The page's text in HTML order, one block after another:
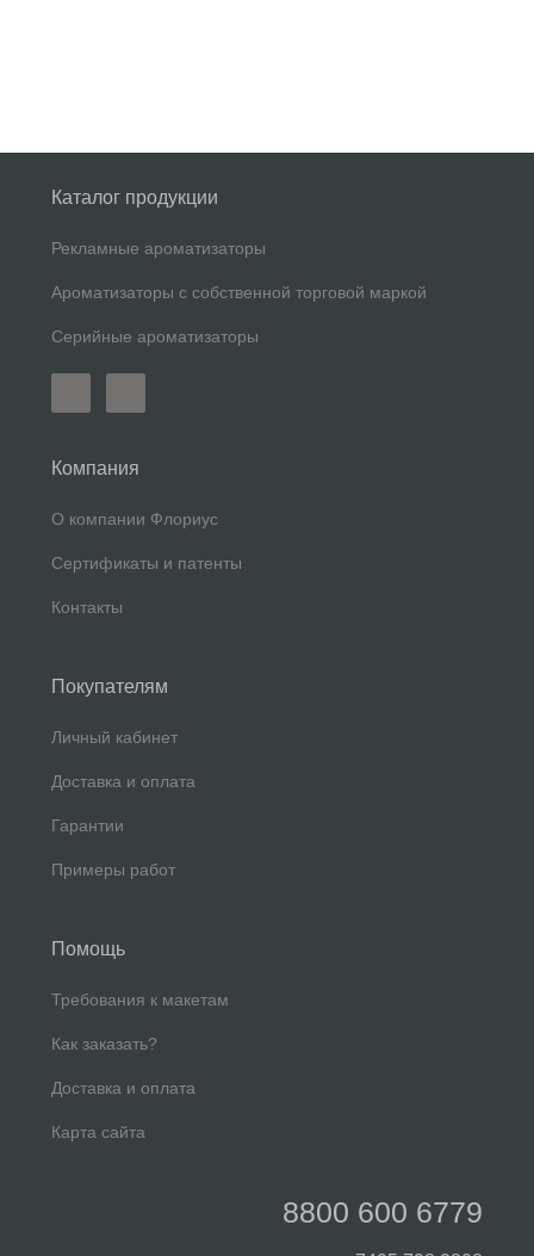
Каталог продукции
Рекламные ароматизаторы
Ароматизаторы с собственной торговой маркой
Серийные ароматизаторы
Компания
О компании Флориус
Сертификаты и патенты
Контакты
Покупателям
Личный кабинет
Доставка и оплата
Гарантии
Примеры работ
Помощь
Требования к макетам
Как заказать?
Доставка и оплата
Карта сайта
8800 600 6779